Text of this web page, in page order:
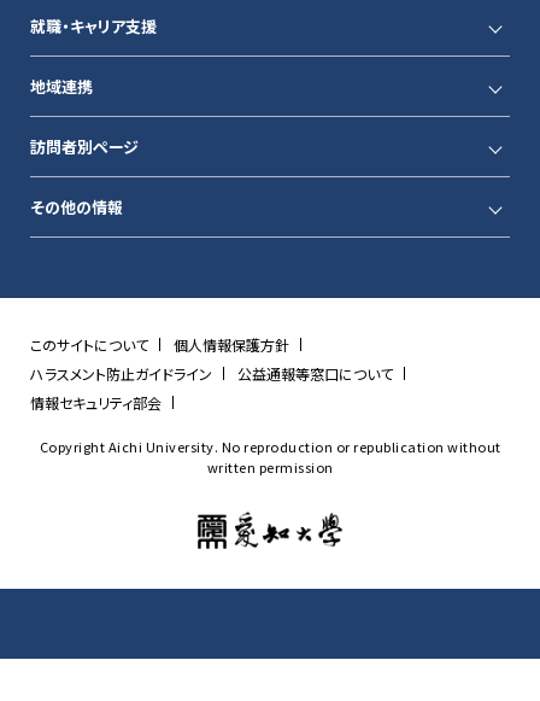
就職・キャリア支援
地域連携
訪問者別ページ
その他の情報
このサイトについて
個人情報保護方針
ハラスメント防止ガイドライン
公益通報等窓口について
情報セキュリティ部会
Copyright Aichi University. No reproduction or republication without
written permission